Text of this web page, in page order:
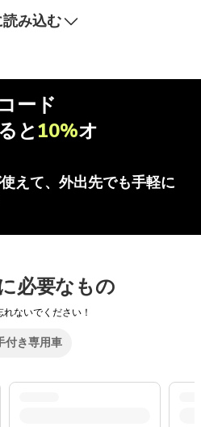
み込む
ード
と10%オ
えて、外出先でも手軽に
必要なもの
ないでください！
付き専用車